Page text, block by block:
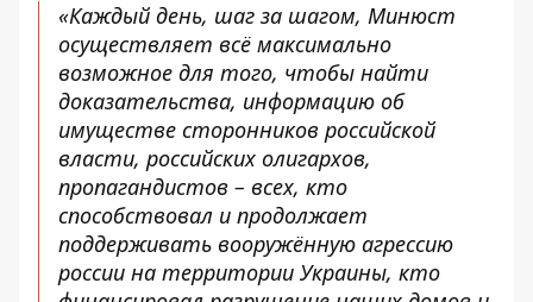
«Каждый день, шаг за шагом, Минюст
осуществляет всё максимально
возможное для того, чтобы найти
доказательства, информацию об
имуществе сторонников российской
власти, российских олигархов,
пропагандистов – всех, кто
способствовал и продолжает
поддерживать вооружённую агрессию
россии на территории Украины, кто